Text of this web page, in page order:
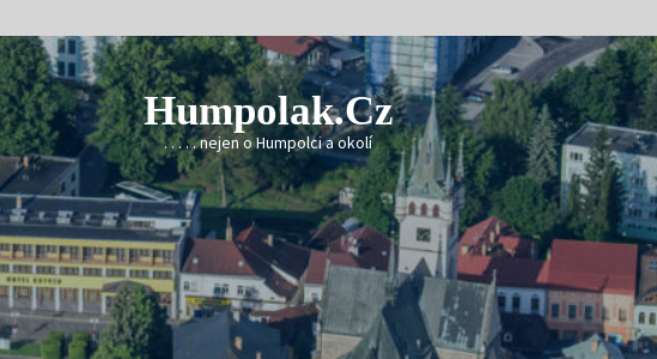
Humpolak.cz
. . . . . nejen o Humpolci a okolí